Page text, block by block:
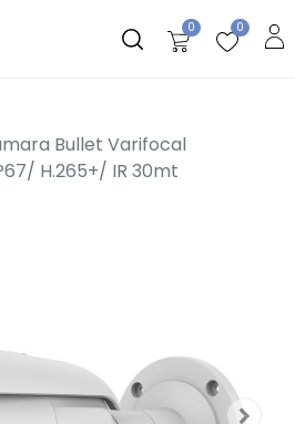
0 0
Bullet Varifocal
H.265+/ IR 30mt